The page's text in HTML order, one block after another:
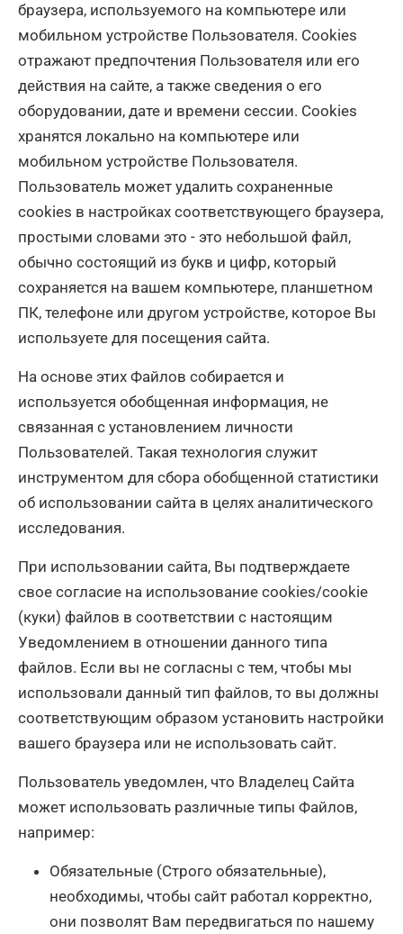
браузера, используемого на компьютере или
мобильном устройстве Пользователя. Cookies
отражают предпочтения Пользователя или его
действия на сайте, а также сведения о его
оборудовании, дате и времени сессии. Сookies
хранятся локально на компьютере или
мобильном устройстве Пользователя.
Пользователь может удалить сохраненные
сookies в настройках соответствующего браузера,
простыми словами это - это небольшой файл,
обычно состоящий из букв и цифр, который
сохраняется на вашем компьютере, планшетном
ПК, телефоне или другом устройстве, которое Вы
используете для посещения сайта.
На основе этих Файлов собирается и
используется обобщенная информация, не
связанная с установлением личности
Пользователей. Такая технология служит
инструментом для сбора обобщенной статистики
об использовании сайта в целях аналитического
исследования.
При использовании сайта, Вы подтверждаете
свое согласие на использование сookies/сookie
(куки) файлов в соответствии с настоящим
Уведомлением в отношении данного типа
файлов. Если вы не согласны с тем, чтобы мы
использовали данный тип файлов, то вы должны
соответствующим образом установить настройки
вашего браузера или не использовать сайт.
Пользователь уведомлен, что Владелец Сайта
может использовать различные типы Файлов,
например:
Обязательные (Строго обязательные),
необходимы, чтобы сайт работал корректно,
они позволят Вам передвигаться по нашему